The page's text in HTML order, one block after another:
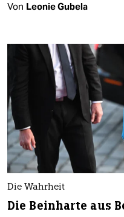
Von Leonie Gubela
Die Wahrheit
Die Beinharte aus